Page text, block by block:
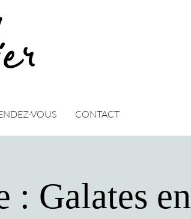
VOUS CONTACT
: Galates en